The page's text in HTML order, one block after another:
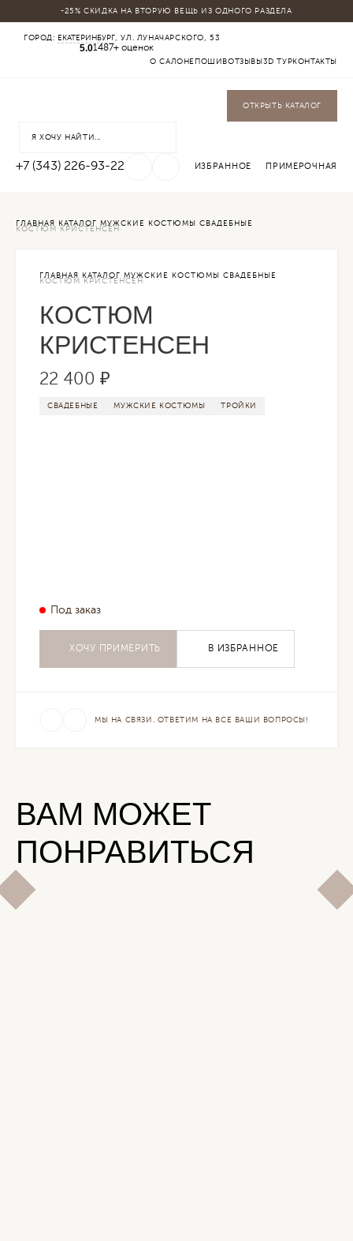
-25% СКИДКА НА ВТОРУЮ ВЕЩЬ ИЗ ОДНОГО РАЗДЕЛА
ГОРОД: ЕКАТЕРИНБУРГ , УЛ. ЛУНАЧАРСКОГО, 53
5.01487+ оценок
О САЛОНЕ ПОШИВОТЗЫВЫ 3D ТУРКОНТАКТЫ
ОТКРЫТЬ КАТАЛОГ
+7 (343) 226-93-22 ИЗБРАННОЕ ПРИМЕРОЧНАЯ
ГЛАВНАЯ КАТАЛОГ МУЖСКИЕ КОСТЮМЫ СВАДЕБНЫЕ
КОСТЮМ КРИСТЕНСЕН
ГЛАВНАЯ КАТАЛОГ МУЖСКИЕ КОСТЮМЫ СВАДЕБНЫЕ
КОСТЮМ КРИСТЕНСЕН
КОСТЮМ
КРИСТЕНСЕН
22 400 ₽
СВАДЕБНЫЕ МУЖСКИЕ КОСТЮМЫ ТРОЙКИ
Под заказ
ХОЧУ ПРИМЕРИТЬ В ИЗБРАННОЕ
МЫ НА СВЯЗИ. ОТВЕТИМ НА ВСЕ ВАШИ ВОПРОСЫ!
ВАМ МОЖЕТ
ПОНРАВИТЬСЯ
КАТАЛОГ
МУЖСКИЕ КОСТЮМЫ
ГАЛСТУКИ БАБОЧКИ